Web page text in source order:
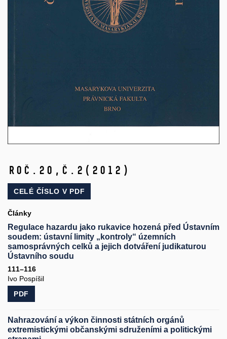
Roč.20, č.2 (2012)
CELÉ ČÍSLO V PDF
Články
Regulace hazardu jako rukavice hozená před Ústavním
soudem: ústavní limity „kontroly“ územních
samosprávných celků a jejich dotváření judikaturou
Ústavního soudu
111–116
Ivo Pospíšil
PDF
Nahrazování a výkon činnosti státních orgánů
extremistickými občanskými sdruženími a politickými